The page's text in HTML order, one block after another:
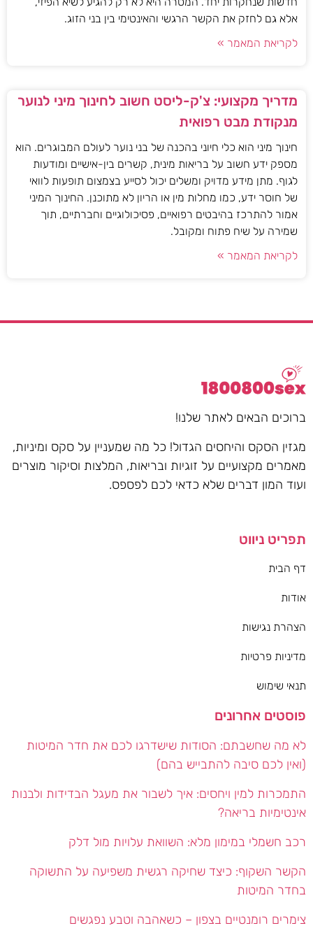
אלא גם לחזק את הקשר הרגשי והאינטימי בין בני הזוג.
לקריאת המאמר »
מדריך מקצועי: צ'ק-ליסט חשוב לחינוך מיני לנוער
מנקודת מבט רפואית
חינוך מיני הוא כלי חיוני בהכנה של בני נוער לעולם המבוגרים. הוא
מספק ידע חשוב על בריאות מינית, קשרים בין-אישיים ומודעות
לגוף. מתן מידע מדויק ומשלים יכול לסייע בצמצום תופעות לוואי
של חוסר ידע, כמו מחלות מין או הריון לא מתוכנן. החינוך המיני
אמור להתרכז בהיבטים רפואיים, פסיכולוגיים וחברתיים, תוך
שמירה על שיח פתוח ומקובל.
לקריאת המאמר »
ברוכים הבאים לאתר שלנו!
מגזין הסקס והיחסים הגדול! כל מה שמעניין על סקס ומיניות,
מאמרים מקצועיים על זוגיות ובריאות, המלצות וסיקור מוצרים
ועוד המון דברים שלא כדאי לכם לפספס.
תפריט ניווט
דף הבית
אודות
הצהרת נגישות
מדיניות פרטיות
תנאי שימוש
פוסטים אחרונים
לא מה שחשבתם: הסודות שישדרגו לכם את חדר המיטות
(ואין לכם סיבה להתבייש בהם)
התמכרות למין ויחסים: איך לשבור את מעגל הבדידות ולבנות
אינטימיות בריאה?
רכב חשמלי במימון מלא: השוואת עלויות מול דלק
הקשר השקוף: כיצד שחיקה רגשית משפיעה על התשוקה
בחדר המיטות
צימרים רומנטיים בצפון – כשאהבה וטבע נפגשים